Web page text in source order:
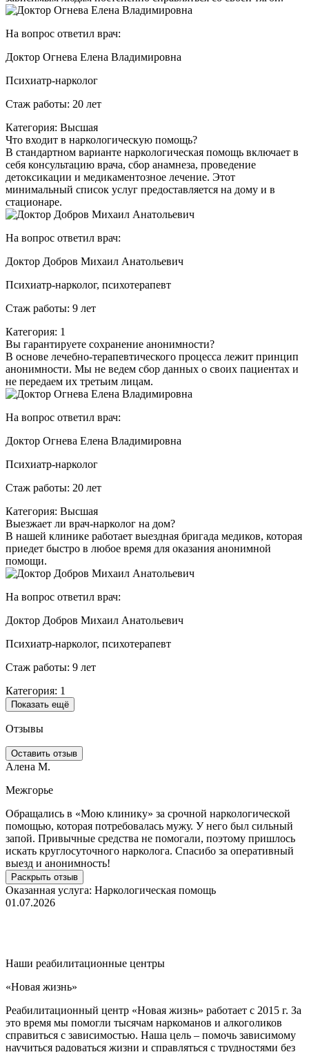
На вопрос ответил врач:
Доктор Огнева Елена Владимировна
Психиатр-нарколог
Стаж работы: 20 лет
Категория: Высшая
Что входит в наркологическую помощь?
В стандартном варианте наркологическая помощь включает в
себя консультацию врача, сбор анамнеза, проведение
детоксикации и медикаментозное лечение. Этот
минимальный список услуг предоставляется на дому и в
стационаре.
На вопрос ответил врач:
Доктор Добров Михаил Анатольевич
Психиатр-нарколог, психотерапевт
Стаж работы: 9 лет
Категория: 1
Вы гарантируете сохранение анонимности?
В основе лечебно-терапевтического процесса лежит принцип
анонимности. Мы не ведем сбор данных о своих пациентах и
не передаем их третьим лицам.
На вопрос ответил врач:
Доктор Огнева Елена Владимировна
Психиатр-нарколог
Стаж работы: 20 лет
Категория: Высшая
Выезжает ли врач-нарколог на дом?
В нашей клинике работает выездная бригада медиков, которая
приедет быстро в любое время для оказания анонимной
помощи.
На вопрос ответил врач:
Доктор Добров Михаил Анатольевич
Психиатр-нарколог, психотерапевт
Стаж работы: 9 лет
Категория: 1
Показать ещё
Отзывы
Оставить отзыв
Алена М.
Межгорье
Обращались в «Мою клинику» за срочной наркологической
помощью, которая потребовалась мужу. У него был сильный
запой. Привычные средства не помогали, поэтому пришлось
искать круглосуточного нарколога. Спасибо за оперативный
выезд и анонимность!
Раскрыть отзыв
Оказанная услуга: Наркологическая помощь
01.07.2026
Наши реабилитационные центры
«Новая жизнь»
Реабилитационный центр «Новая жизнь» работает с 2015 г. За
это время мы помогли тысячам наркоманов и алкоголиков
справиться с зависимостью. Наша цель – помочь зависимому
научиться радоваться жизни и справляться с трудностями без